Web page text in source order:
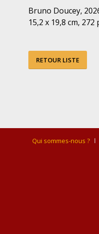
Bruno Doucey,
15,2 x 19,8 cm, 272
RETOUR LISTE
Qui sommes-nous ?